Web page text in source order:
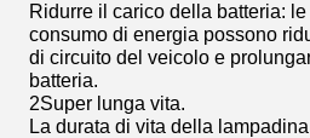
Ridurre il carico della batteria:
consumo di energia possono
di circuito del veicolo e
batteria.
2Super lunga vita.
La durata di vita della